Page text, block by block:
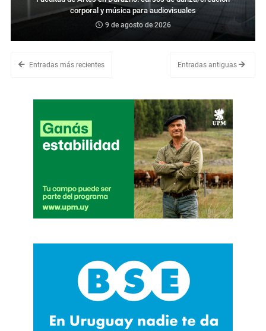
corporal y música para audiovisuales
9 de agosto de 2026
Entradas más recientes Entradas antiguas